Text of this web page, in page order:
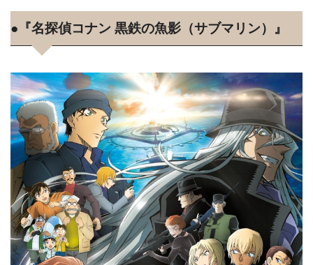
●『名探偵コナン 黒鉄の魚影（サブマリン）』